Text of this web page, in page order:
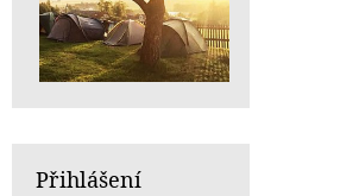
Přihlášení